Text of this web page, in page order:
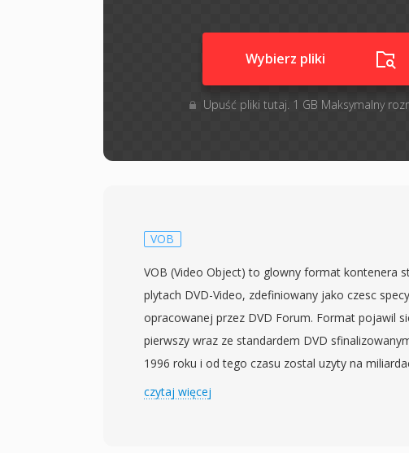
Wybierz pliki
Upuść pliki tutaj. 1 GB Maksymalny
VOB
VOB (Video Object) to glowny format kontenera
plytach DVD-Video, zdefiniowany jako czesc
opracowanej przez DVD Forum. Format pojawil
pierwszy wraz ze standardem DVD
1996 roku i od tego czasu zostal uzyty na
wyprodukowanych na calym swiecie. Pliki VOB sa
czytaj więcej